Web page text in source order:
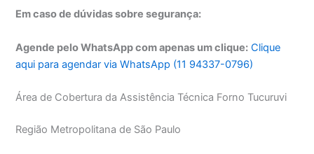
Em caso de dúvidas sobre segurança:
Agende pelo WhatsApp com apenas um clique: Clique
aqui para agendar via WhatsApp (11 94337-0796)
Área de Cobertura da Assistência Técnica Forno Tucuruvi
Região Metropolitana de São Paulo